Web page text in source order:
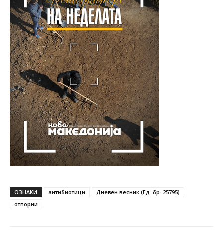
ОЗНАКИ антибиотици
Дневен весник (Ед. бр. 25795)
отпорни